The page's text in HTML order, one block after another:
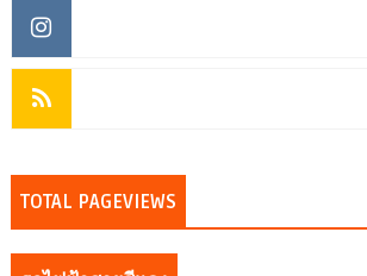
TOTAL PAGEVIEWS